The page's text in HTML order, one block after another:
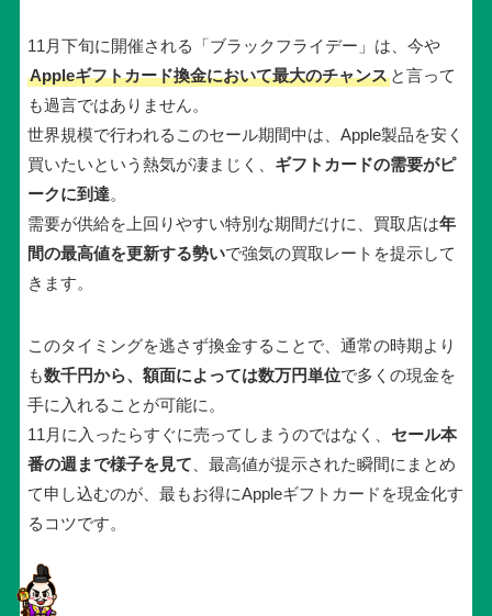
11月下旬に開催される「ブラックフライデー」は、今や
Appleギフトカード換金において最大のチャンスと言って
も過言ではありません。
世界規模で行われるこのセール期間中は、Apple製品を安く
買いたいという熱気が凄まじく、 ギフトカードの需要がピ
ークに到達。
需要が供給を上回りやすい特別な期間だけに、買取店は年
間の最高値を更新する勢いで強気の買取レートを提示して
きます。
このタイミングを逃さず換金することで、通常の時期より
も数千円から、額面によっては数万円単位で多くの現金を
手に入れることが可能に。
11月に入ったらすぐに売ってしまうのではなく、 セール本
番の週まで様子を見て 、最高値が提示された瞬間にまとめ
て申し込むのが、最もお得にAppleギフトカードを現金化す
るコツです。